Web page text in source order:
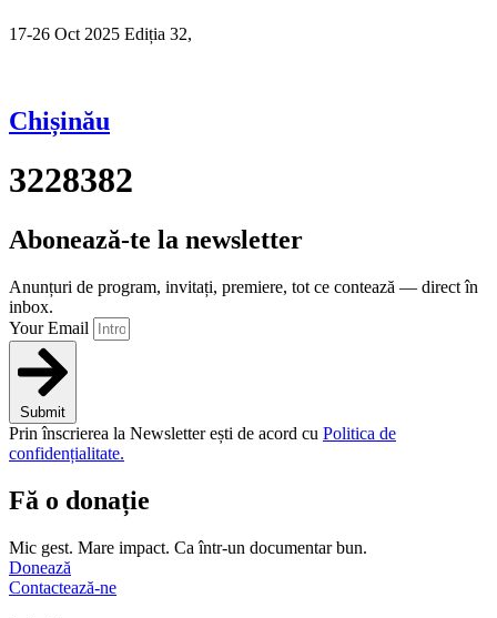
17-26 Oct 2025 Ediția 32,
Chișinău
3228382
Abonează-te la newsletter
Anunțuri de program, invitați, premiere, tot ce contează — direct în
inbox.
Your Email
Submit
Prin înscrierea la Newsletter ești de acord cu Politica de
confidențialitate.
Fă o donație
Mic gest. Mare impact. Ca într-un documentar bun.
Donează
Contactează-ne